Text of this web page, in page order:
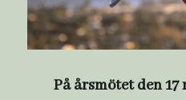
På årsmötet den 17